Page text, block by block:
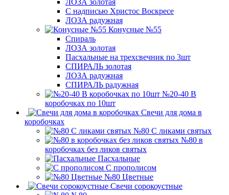
ЛОЗА золотая
С надписью Христос Воскресе
ЛОЗА радужная
Конусные №55
Спираль
ЛОЗА золотая
Пасхальные на трехсвечник по 3шт
СПИРАЛЬ золотая
ЛОЗА радужная
СПИРАЛЬ радужная
№20-40 В
коробочках по 10шт
Свечи для дома в
коробочках
№80 С ликами святых
№80 в
коробочках без ликов святых
Пасхальные
С прополисом
№80 Цветные
Свечи сорокоустные